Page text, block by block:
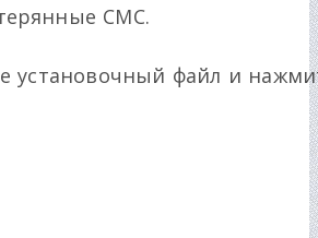
СМС.
установочный файл и